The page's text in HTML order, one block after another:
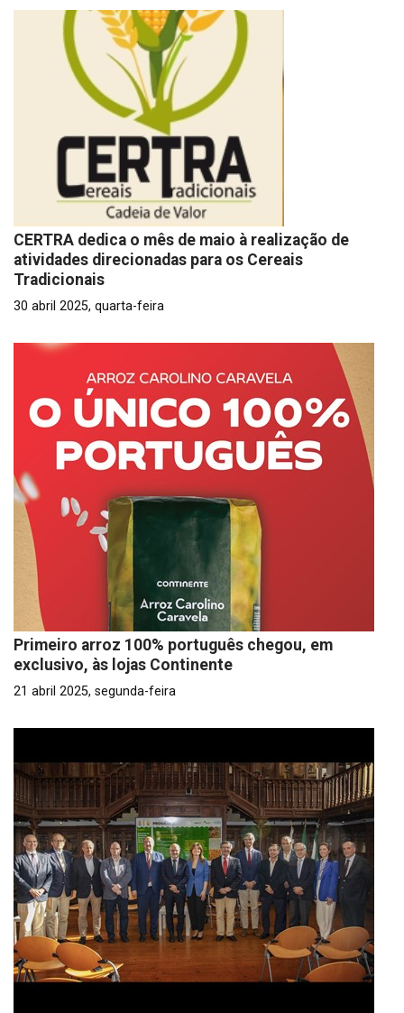
CERTRA dedica o mês de maio à realização de
atividades direcionadas para os Cereais
Tradicionais
30 abril 2025, quarta-feira
Primeiro arroz 100% português chegou, em
exclusivo, às lojas Continente
21 abril 2025, segunda-feira